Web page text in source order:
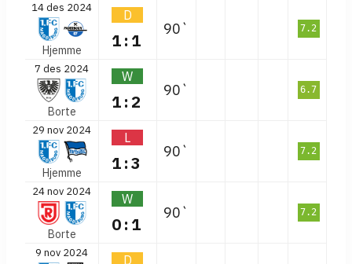
14 des 2024
Hjemme
D
1:1
90` 7.2
7 des 2024
Borte
W
1:2
90` 6.7
29 nov 2024
Hjemme
L
1:3
90` 7.2
24 nov 2024
Borte
W
0:1
90` 7.2
9 nov 2024 D